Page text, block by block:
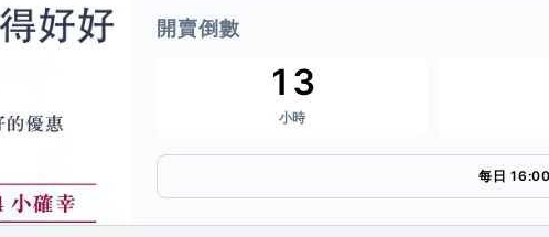
開賣倒數
13
小時
每日
生活誌
選擇要分享的平台，或複製連結。
複製